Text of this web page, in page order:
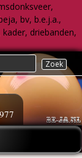
bv, b.e.j.a.,
driebanden,